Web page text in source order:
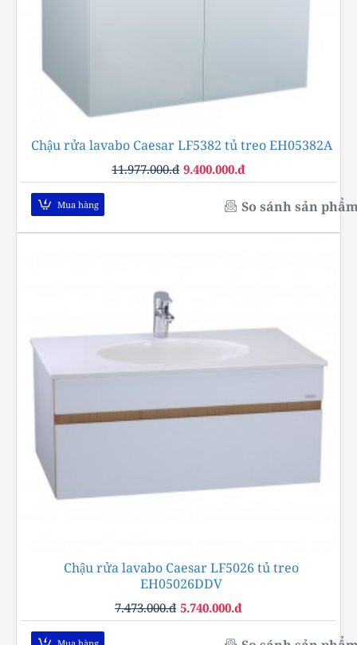
-22%
Chậu rửa lavabo Caesar LF5382 tủ treo EH05382A
9.400.000.đ
11.977.000.đ
Mua hàng So sánh sản
Chậu rửa lavabo Caesar LF5026 tủ treo
EH05026DDV
5.740.000.đ
7.473.000.đ